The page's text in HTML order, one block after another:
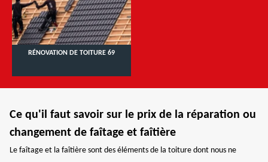
RÉNOVATION DE TOITURE 69
Ce qu'il faut savoir sur le prix de la réparation ou
changement de faîtage et faîtière
Le faîtage et la faîtière sont des éléments de la toiture dont nous ne